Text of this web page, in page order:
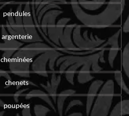
pendules
argenterie
cheminées
chenets
poupées